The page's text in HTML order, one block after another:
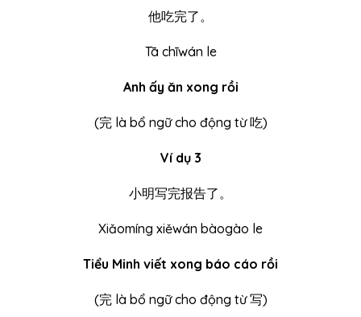
他吃完了。
Tā chīwán le
Anh ấy ăn xong rồi
(完 là bổ ngữ cho động từ 吃)
Ví dụ 3
小明写完报告了。
Xiǎomíng xiěwán bàogào le
Tiểu Minh viết xong báo cáo rồi
(完 là bổ ngữ cho động từ 写)